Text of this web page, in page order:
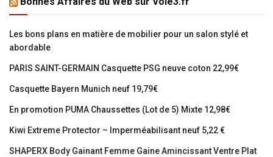
Les bons plans en matière de mobilier pour un salon stylé et
abordable
PARIS SAINT-GERMAIN Casquette PSG neuve coton 22,99€
Casquette Bayern Munich neuf 19,79€
En promotion PUMA Chaussettes (Lot de 5) Mixte 12,98€
Kiwi Extreme Protector – Imperméabilisant neuf 5,22 €
SHAPERX Body Gainant Femme Gaine Amincissant Ventre Plat